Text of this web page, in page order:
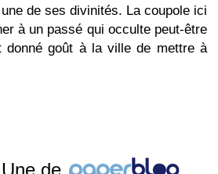
de ses divinités. La coupole ici
à un passé qui occulte peut-être
donné goût à la ville de mettre à
de